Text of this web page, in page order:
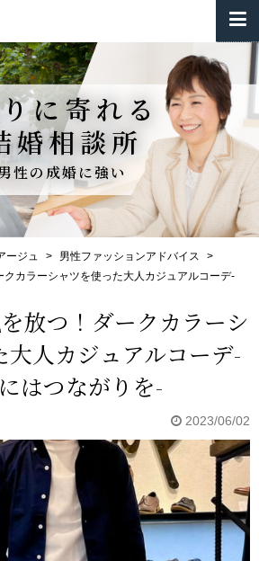
に寄れる
婚相談所
性の成婚に強い
ージュ > 男性ファッションアドバイス
>
カラーシャツを使った大人カジュアルコーデ-
放つ！ダークカラーシ
大人カジュアルコーデ-
はつながりを-
2023/06/02